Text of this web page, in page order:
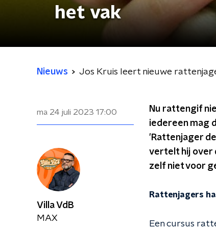
het vak
Nieuws Jos Kruis leert nieuwe
ma 24 juli 2023 17:00
Nu rattengif
iedereen mag
'Rattenjager
vertelt hij over
zelf niet voor
Rattenjagers
Een cursus
Villa VdB
MAX